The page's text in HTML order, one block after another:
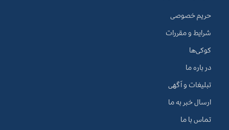
حریم خصوصی
شرایط و مقررات
کوکی‌ها
در باره ما
تبلیغات و آگهی
ارسال خبر به ما
تماس با ما